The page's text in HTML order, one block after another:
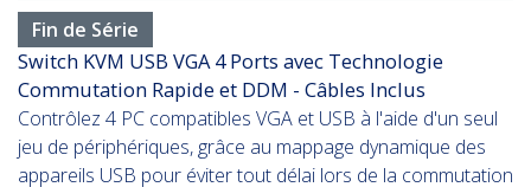
Fin de Série
Switch KVM USB VGA 4 Ports avec Technologie
Commutation Rapide et DDM - Câbles Inclus
Contrôlez 4 PC compatibles VGA et USB à l'aide d'un seul
jeu de périphériques, grâce au mappage dynamique des
appareils USB pour éviter tout délai lors de la commutation